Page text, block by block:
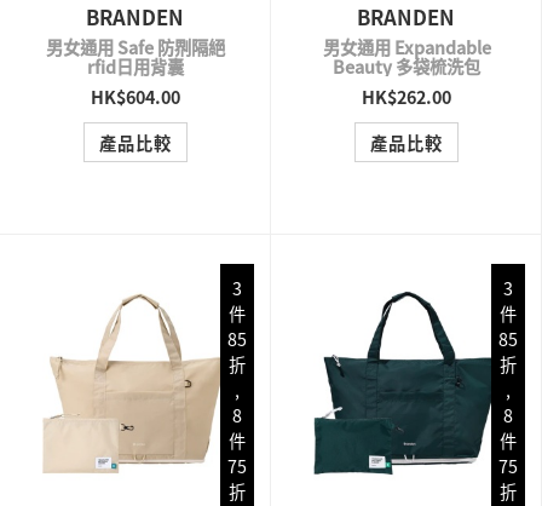
QUICK VIEW
BRANDEN
男女通用 Safe 防𠝹隔絕
rfid日用背囊
HK$604.00
產品比較
QUICK VIEW
BRANDEN
男女通用 Expandable
Beauty 多袋梳洗包
HK$262.00
產品比較
3
件
85
折
,
8
件
75
折
3
件
85
折
,
8
件
75
折